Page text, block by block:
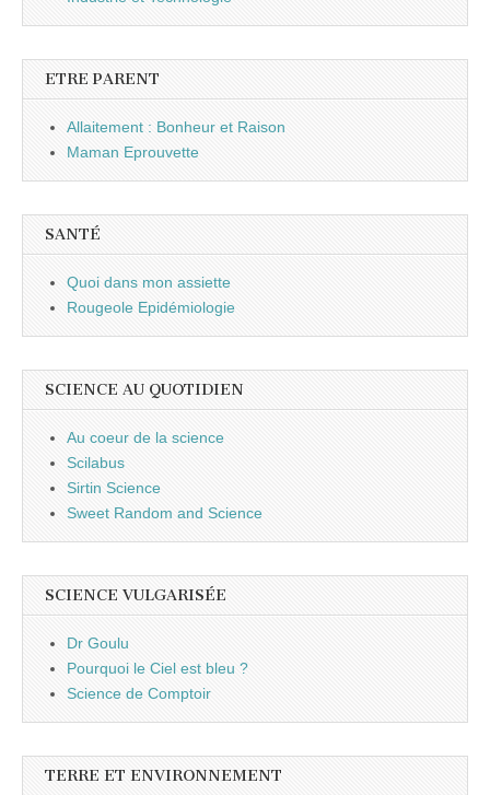
ETRE PARENT
Allaitement : Bonheur et Raison
Maman Eprouvette
SANTÉ
Quoi dans mon assiette
Rougeole Epidémiologie
SCIENCE AU QUOTIDIEN
Au coeur de la science
Scilabus
Sirtin Science
Sweet Random and Science
SCIENCE VULGARISÉE
Dr Goulu
Pourquoi le Ciel est bleu ?
Science de Comptoir
TERRE ET ENVIRONNEMENT